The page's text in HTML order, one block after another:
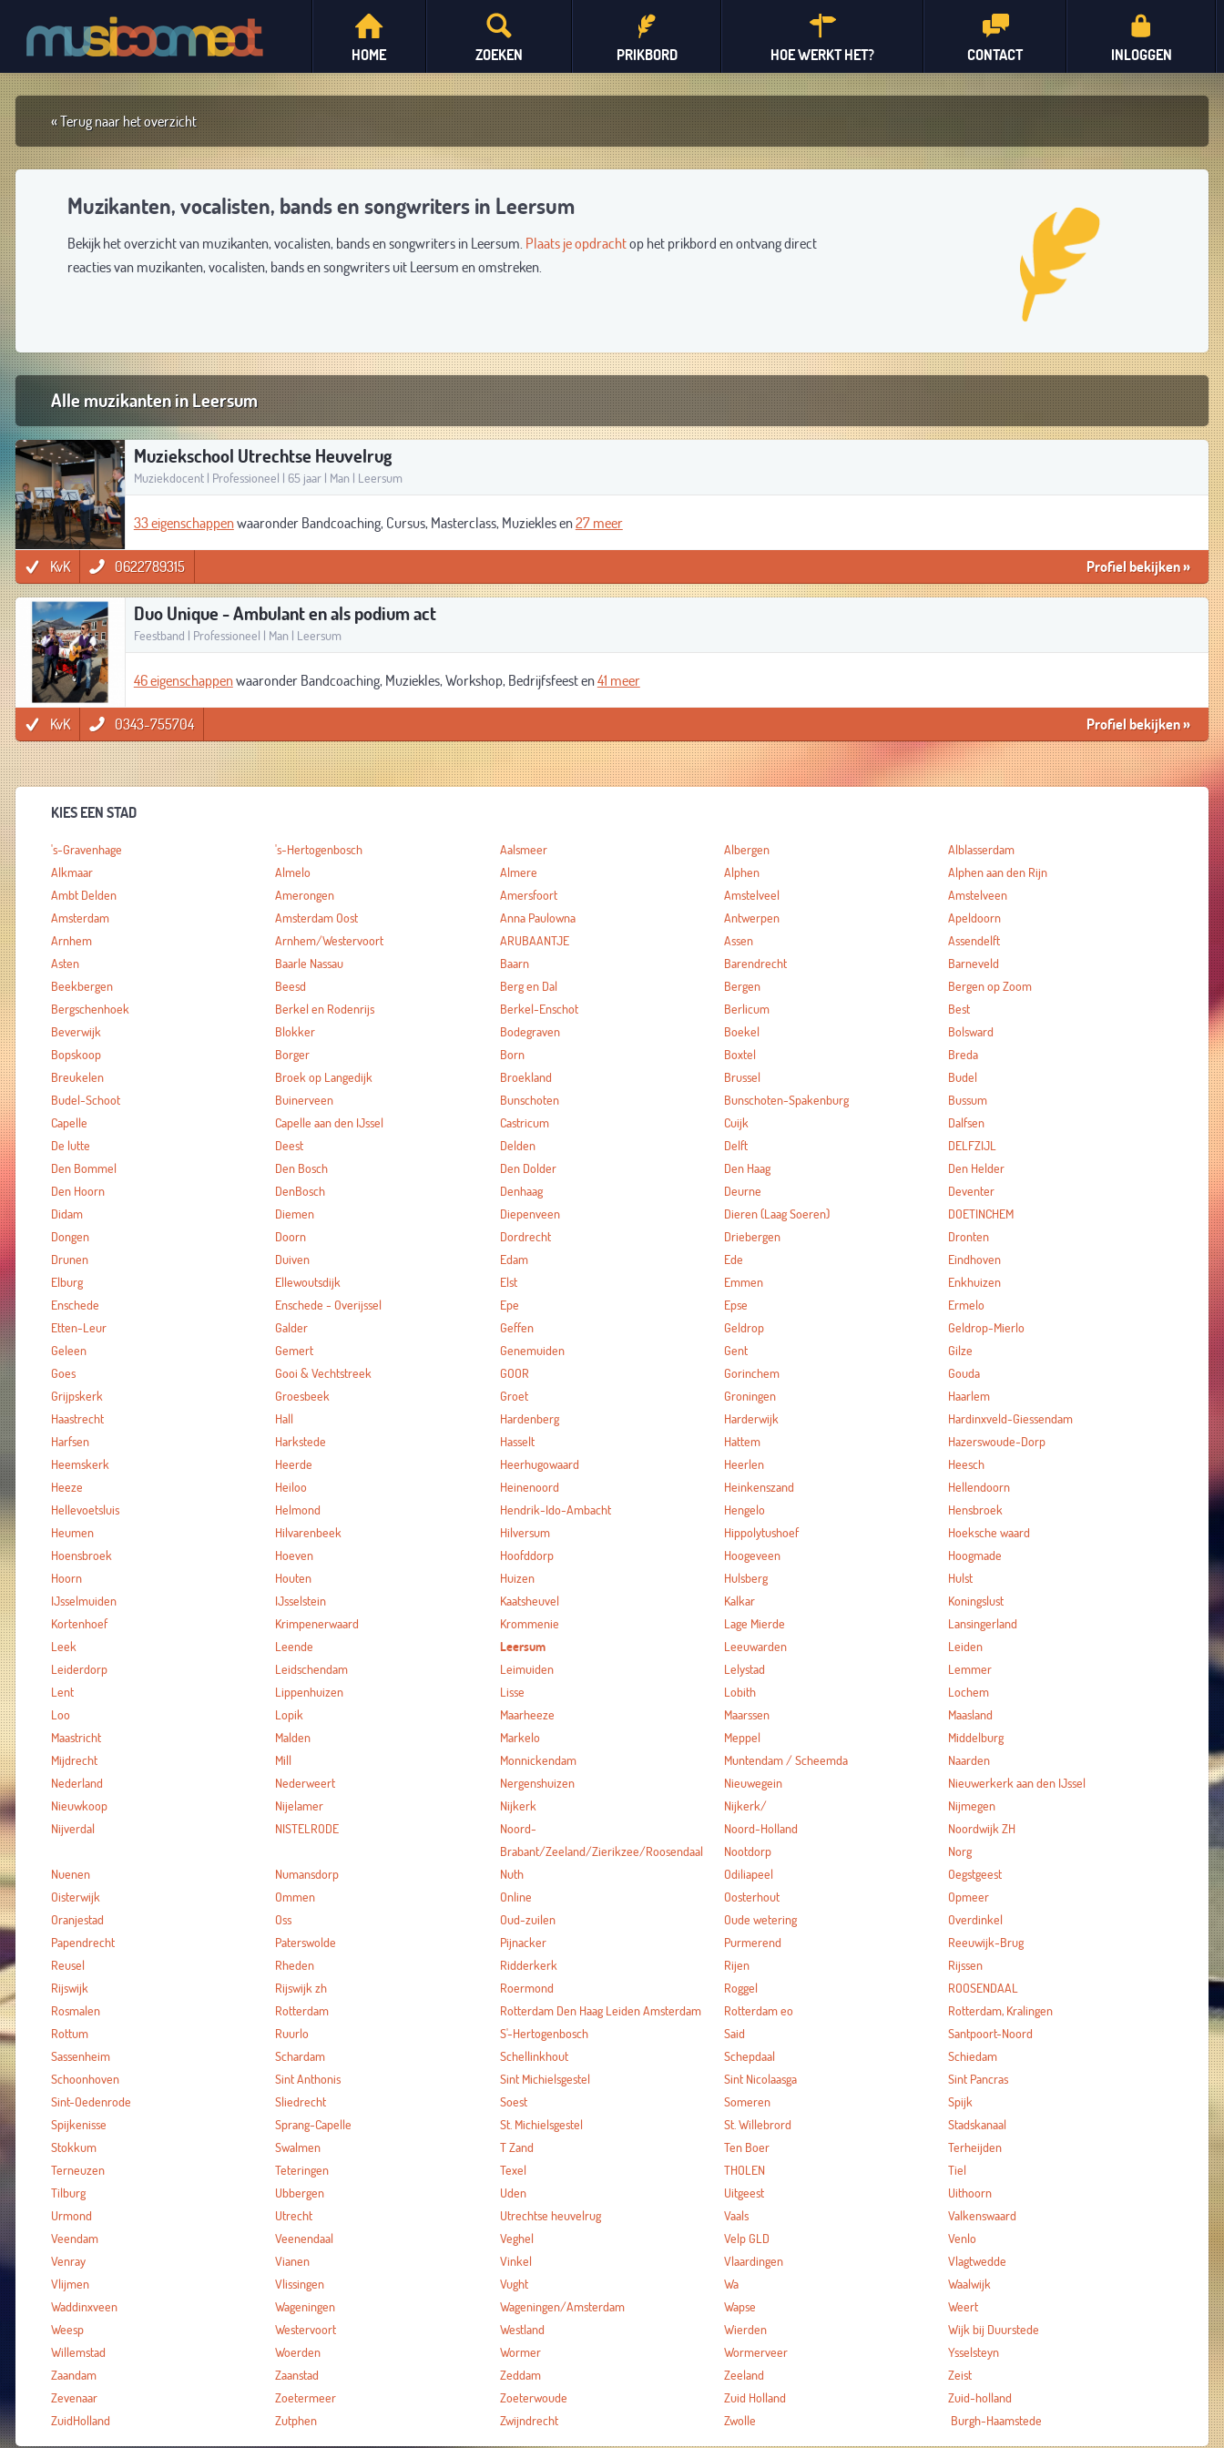
INLOGGEN
CONTACT
HOE WERKT HET?
PRIKBORD
ZOEKEN
HOME
« Terug naar het overzicht
Muzikanten, vocalisten, bands en songwriters in Leersum
Bekijk het overzicht van muzikanten, vocalisten, bands en songwriters in Leersum. Plaats je opdrachtop het prikbord en ontvang direct
reacties van muzikanten, vocalisten, bands en songwriters uit Leersum en omstreken.
Alle muzikanten in Leersum
Muziekschool Utrechtse Heuvelrug
Muziekdocent | Professioneel | 65 jaar | Man | Leersum
33 eigenschappenwaaronder Bandcoaching, Cursus, Masterclass, Muziekles en27 meer
KvK 0622789315 Profiel bekijken»
Duo Unique - Ambulant en als podium act
Feestband | Professioneel | Man | Leersum
46 eigenschappenwaaronder Bandcoaching, Muziekles, Workshop, Bedrijfsfeest en41 meer
KvK 0343-755704 Profiel bekijken»
KIES EEN STAD
's-Gravenhage 's-Hertogenbosch Aalsmeer Albergen
Alblasserdam
Alkmaar
Almelo Almere Alphen
Alphen aan den Rijn
Ambt Delden
Amerongen Amersfoort Amstelveel
Amstelveen
Amsterdam
Amsterdam Oost Anna Paulowna Antwerpen
Apeldoorn
Arnhem
Arnhem/Westervoort ARUBAANTJE Assen
Assendelft
Asten
Baarle Nassau Baarn Barendrecht
Barneveld
Beekbergen
Beesd Berg en Dal Bergen
Bergen op Zoom
Bergschenhoek
Berkel en Rodenrijs Berkel-Enschot Berlicum
Best
Beverwijk
Blokker Bodegraven Boekel
Bolsward
Bopskoop
Borger Born Boxtel
Breda
Breukelen
Broek op Langedijk Broekland Brussel
Budel
Budel-Schoot
Buinerveen Bunschoten Bunschoten-Spakenburg
Bussum
Capelle
Capelle aan den IJssel Castricum Cuijk
Dalfsen
De lutte
Deest Delden Delft
DELFZIJL
Den Bommel
Den Bosch Den Dolder Den Haag
Den Helder
Den Hoorn
DenBosch Denhaag Deurne
Deventer
Didam
Diemen Diepenveen Dieren (Laag Soeren)
DOETINCHEM
Dongen
Doorn Dordrecht Driebergen
Dronten
Drunen
Duiven Edam Ede
Eindhoven
Elburg
Ellewoutsdijk Elst Emmen
Enkhuizen
Enschede
Enschede - Overijssel Epe Epse
Ermelo
Etten-Leur
Galder Geffen Geldrop
Geldrop-Mierlo
Geleen
Gemert Genemuiden Gent
Gilze
Goes
Gooi & Vechtstreek GOOR Gorinchem
Gouda
Grijpskerk
Groesbeek Groet Groningen
Haarlem
Haastrecht
Hall Hardenberg Harderwijk
Hardinxveld-Giessendam
Harfsen
Harkstede Hasselt Hattem
Hazerswoude-Dorp
Heemskerk
Heerde Heerhugowaard Heerlen
Heesch
Heeze
Heiloo Heinenoord Heinkenszand
Hellendoorn
Hellevoetsluis
Helmond Hendrik-Ido-Ambacht Hengelo
Hensbroek
Heumen
Hilvarenbeek Hilversum Hippolytushoef
Hoeksche waard
Hoensbroek
Hoeven Hoofddorp Hoogeveen
Hoogmade
Hoorn
Houten Huizen Hulsberg
Hulst
IJsselmuiden
IJsselstein Kaatsheuvel Kalkar
Koningslust
Kortenhoef
Krimpenerwaard Krommenie Lage Mierde
Lansingerland
Leek
Leende Leersum Leeuwarden
Leiden
Leiderdorp
Leidschendam Leimuiden Lelystad
Lemmer
Lent
Lippenhuizen Lisse Lobith
Lochem
Loo
Lopik Maarheeze Maarssen
Maasland
Maastricht
Malden Markelo Meppel
Middelburg
Mijdrecht
Mill Monnickendam Muntendam / Scheemda
Naarden
Nederland
Nederweert Nergenshuizen Nieuwegein
Nieuwerkerk aan den IJssel
Nieuwkoop
Nijelamer Nijkerk Nijkerk/
Nijmegen
Nijverdal
NISTELRODE
Noord-
Brabant/Zeeland/Zierikzee/Roosendaal
Noord-Holland
Noordwijk ZH
Nootdorp
Norg
Nuenen
Numansdorp Nuth Odiliapeel
Oegstgeest
Oisterwijk
Ommen Online Oosterhout
Opmeer
Oranjestad
Oss Oud-zuilen Oude wetering
Overdinkel
Papendrecht
Paterswolde Pijnacker Purmerend
Reeuwijk-Brug
Reusel
Rheden Ridderkerk Rijen
Rijssen
Rijswijk
Rijswijk zh Roermond Roggel
ROOSENDAAL
Rosmalen
Rotterdam Rotterdam Den Haag Leiden Amsterdam Rotterdam eo
Rotterdam, Kralingen
Rottum
Ruurlo S'-Hertogenbosch Said
Santpoort-Noord
Sassenheim
Schardam Schellinkhout Schepdaal
Schiedam
Schoonhoven
Sint Anthonis Sint Michielsgestel Sint Nicolaasga
Sint Pancras
Sint-Oedenrode
Sliedrecht Soest Someren
Spijk
Spijkenisse
Sprang-Capelle St. Michielsgestel St. Willebrord
Stadskanaal
Stokkum
Swalmen T Zand Ten Boer
Terheijden
Terneuzen
Teteringen Texel THOLEN
Tiel
Tilburg
Ubbergen Uden Uitgeest
Uithoorn
Urmond
Utrecht Utrechtse heuvelrug Vaals
Valkenswaard
Veendam
Veenendaal Veghel Velp GLD
Venlo
Venray
Vianen Vinkel Vlaardingen
Vlagtwedde
Vlijmen
Vlissingen Vught Wa
Waalwijk
Waddinxveen
Wageningen Wageningen/Amsterdam Wapse
Weert
Weesp
Westervoort Westland Wierden
Wijk bij Duurstede
Willemstad
Woerden Wormer Wormerveer
Ysselsteyn
Zaandam
Zaanstad Zeddam Zeeland
Zeist
Zevenaar
Zoetermeer Zoeterwoude Zuid Holland
Zuid-holland
ZuidHolland
Zutphen Zwijndrecht Zwolle Burgh-Haamstede